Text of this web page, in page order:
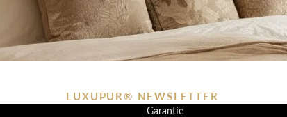
LUXUPUR® NEWSLETTER
Garantie